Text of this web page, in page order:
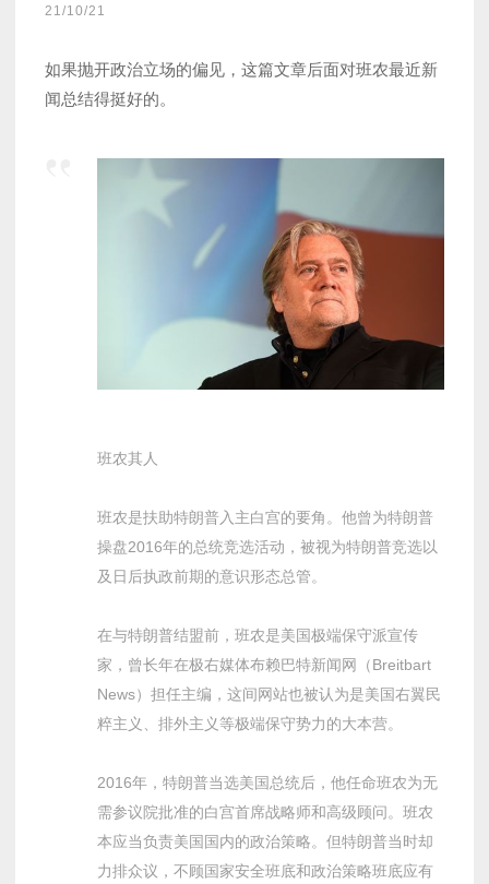
21/10/21
如果抛开政治立场的偏见，这篇文章后面对班农最近新
闻总结得挺好的。
班农其人
班农是扶助特朗普入主白宫的要角。他曾为特朗普
操盘2016年的总统竞选活动，被视为特朗普竞选以
及日后执政前期的意识形态总管。
在与特朗普结盟前，班农是美国极端保守派宣传
家，曾长年在极右媒体布赖巴特新闻网（Breitbart
News）担任主编，这间网站也被认为是美国右翼民
粹主义、排外主义等极端保守势力的大本营。
2016年，特朗普当选美国总统后，他任命班农为无
需参议院批准的白宫首席战略师和高级顾问。班农
本应当负责美国国内的政治策略。但特朗普当时却
力排众议，不顾国家安全班底和政治策略班底应有